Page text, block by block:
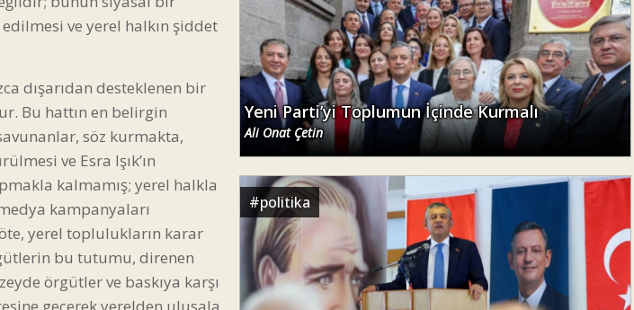
ve yerel halkın şiddet
dışarıdan desteklenen bir
Bu hattın en belirgin
söz kurmakta,
ve Esra Işık’ın
kalmamış; yerel halkla
kampanyaları
yerel toplulukların karar
bu tutumu, direnen
örgütler ve baskıya karşı
geçerek yerelden ulusala
Yeni Parti’yi Toplumun İçinde Kurmalı
Ali Onat Çetin
#politika